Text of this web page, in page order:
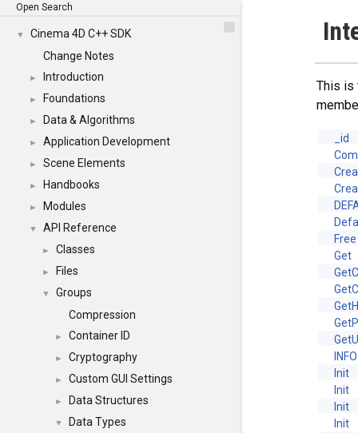
Open Search
▼
Cinema 4D C++ SDK
Change Notes
► Introduction
► Foundations
► Data & Algorithms
► Application Development
► Scene Elements
► Handbooks
► Modules
▼ API Reference
► Classes
► Files
▼
Groups
Compression
► Container ID
► Cryptography
► Custom GUI Settings
► Data Structures
▼ Data Types
This
_id
Free
Get
Init
Init
Init
Init